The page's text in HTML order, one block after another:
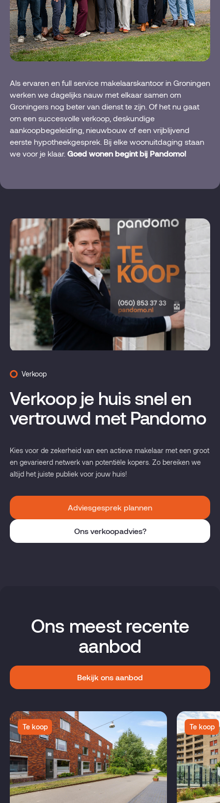
Als ervaren en full service makelaarskantoor in Groningen
werken we dagelijks nauw met elkaar samen om
Groningers nog beter van dienst te zijn. Of het nu gaat
om een succesvolle verkoop, deskundige
aankoopbegeleiding, nieuwbouw of een vrijblijvend
eerste hypotheekgesprek. Bij elke woonuitdaging staan
we voor je klaar. Goed wonen begint bij Pandomo!
Verkoop
Verkoop je huis snel en
vertrouwd met Pandomo
Kies voor de zekerheid van een actieve makelaar met een groot
en gevarieerd netwerk van potentiële kopers. Zo bereiken we
altijd het juiste publiek voor jouw huis!
Adviesgesprek plannen
Ons verkoopadvies?
Ons meest recente
aanbod
Bekijk ons aanbod
Te koop Te koop